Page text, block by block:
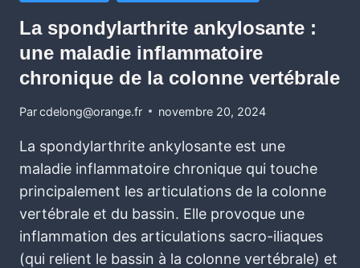
La spondylarthrite ankylosante :
une maladie inflammatoire
chronique de la colonne vertébrale
Parcdelong@orange.fr novembre 20, 2024
La spondylarthrite ankylosante est une
maladie inflammatoire chronique qui touche
principalement les articulations de la colonne
vertébrale et du bassin. Elle provoque une
inflammation des articulations sacro-iliaques
(qui relient le bassin à la colonne vertébrale) et